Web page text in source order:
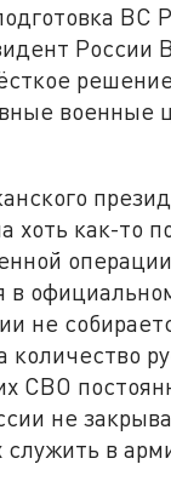
ВС
России
военные
хоть как-то
в
не
количество
СВО
не
в